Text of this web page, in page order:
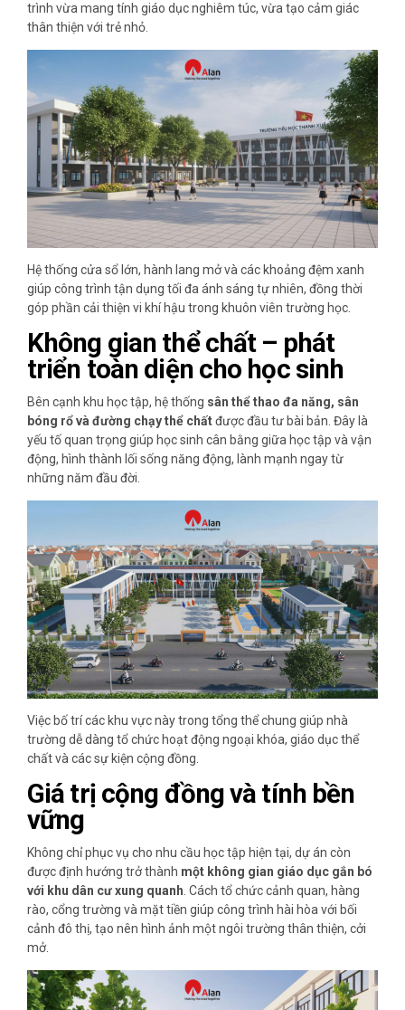
trình vừa mang tính giáo dục nghiêm túc, vừa tạo cảm giác
thân thiện với trẻ nhỏ.
Hệ thống cửa sổ lớn, hành lang mở và các khoảng đệm xanh
giúp công trình tận dụng tối đa ánh sáng tự nhiên, đồng thời
góp phần cải thiện vi khí hậu trong khuôn viên trường học.
Không gian thể chất – phát
triển toàn diện cho học sinh
Bên cạnh khu học tập, hệ thống sân thể thao đa năng, sân
bóng rổ và đường chạy thể chấtđược đầu tư bài bản. Đây là
yếu tố quan trọng giúp học sinh cân bằng giữa học tập và vận
động, hình thành lối sống năng động, lành mạnh ngay từ
những năm đầu đời.
Việc bố trí các khu vực này trong tổng thể chung giúp nhà
trường dễ dàng tổ chức hoạt động ngoại khóa, giáo dục thể
chất và các sự kiện cộng đồng.
Giá trị cộng đồng và tính bền
vững
Không chỉ phục vụ cho nhu cầu học tập hiện tại, dự án còn
được định hướng trở thành một không gian giáo dục gắn bó
với khu dân cư xung quanh. Cách tổ chức cảnh quan, hàng
rào, cổng trường và mặt tiền giúp công trình hài hòa với bối
cảnh đô thị, tạo nên hình ảnh một ngôi trường thân thiện, cởi
mở.